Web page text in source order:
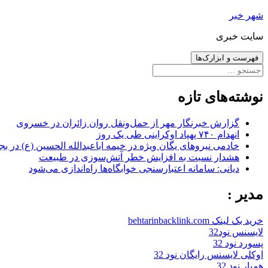
رفتن
نوشته‌ها
شهر خبر
سایت خبری
فهرست و ابزارک‌ها
جستجو
نوشته‌های تازه
گزارش خبرنگار مهر از حمل‌ونقل روان زائران در خسروی
انهدام ۷۴۰ پهپاد اوکراینی طی یک روز
خادمی نیروهای یگان ویژه در خیمه اباعبدالله الحسین (ع) در
هشدار نسبت به افزایش خطر آتش‌سوزی در طبیعت
دیانی: سامانه اعتبارسنجی خوابگاه‌ها راه‌اندازی می‌شود
مدیر :
خرید بک لینک behtarinbacklink.com
لایسنس نود32
پسورد نود 32
اوکلی لایسنس رایگان نود 32
همیار نود 32